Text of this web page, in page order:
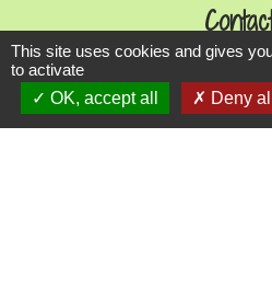
Commune de
2 Rue de
57370 Danne-et-
This site uses cookies and gives
to activate
OK, accept all
Deny